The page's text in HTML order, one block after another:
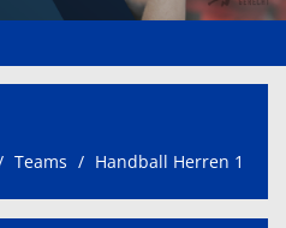
Teams Handball Herren 1